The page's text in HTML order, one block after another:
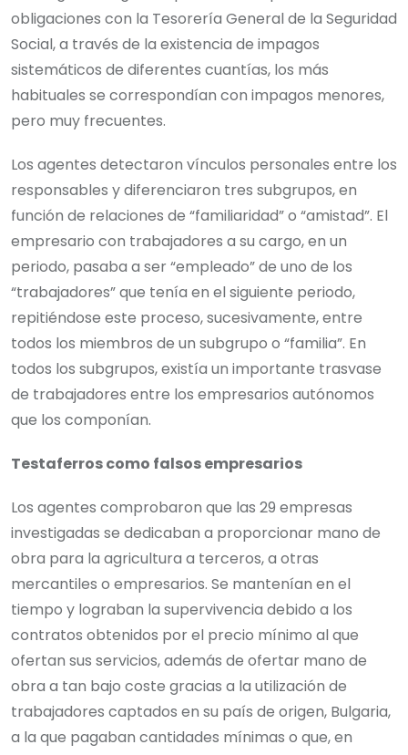
obligaciones con la Tesorería General de la Seguridad
Social, a través de la existencia de impagos
sistemáticos de diferentes cuantías, los más
habituales se correspondían con impagos menores,
pero muy frecuentes.
Los agentes detectaron vínculos personales entre los
responsables y diferenciaron tres subgrupos, en
función de relaciones de “familiaridad” o “amistad”. El
empresario con trabajadores a su cargo, en un
periodo, pasaba a ser “empleado” de uno de los
“trabajadores” que tenía en el siguiente periodo,
repitiéndose este proceso, sucesivamente, entre
todos los miembros de un subgrupo o “familia”. En
todos los subgrupos, existía un importante trasvase
de trabajadores entre los empresarios autónomos
que los componían.
Testaferros como falsos empresarios
Los agentes comprobaron que las 29 empresas
investigadas se dedicaban a proporcionar mano de
obra para la agricultura a terceros, a otras
mercantiles o empresarios. Se mantenían en el
tiempo y lograban la supervivencia debido a los
contratos obtenidos por el precio mínimo al que
ofertan sus servicios, además de ofertar mano de
obra a tan bajo coste gracias a la utilización de
trabajadores captados en su país de origen, Bulgaria,
a la que pagaban cantidades mínimas o que, en